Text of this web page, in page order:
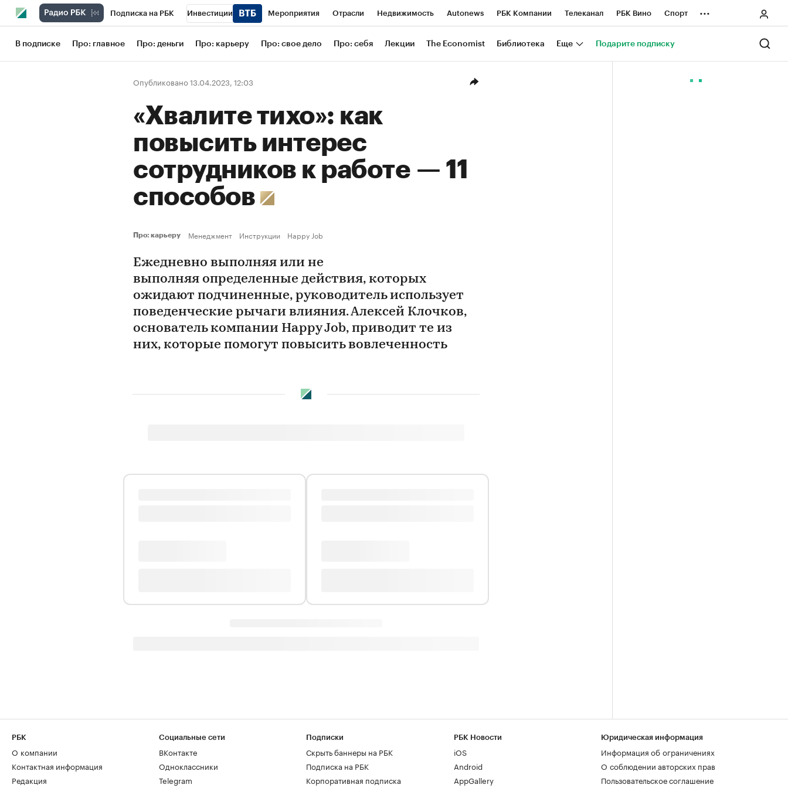
Подписка на РБК Инвестиции Мероприятия Отрасли Недвижимость Autonews РБК Компании Телеканал РБК Вино Спорт
Школа управления РБК РБК Образование РБК Life Тренды Визионеры Национальные проекты Город
Рынок наличной валюты
...
В подписке Про: главное Про: деньги Про: карьеру Про: свое дело Про: себя Лекции The Economist Библиотека Еще Подарите подписку
Опубликовано 13.04.2023, 12:03
«Хвалите тихо»: как
повысить интерес
сотрудников к работе — 11
способов
Про: карьеру Менеджмент Инструкции Happy Job
Ежедневно выполняя или не
выполняя определенные действия, которых
ожидают подчиненные, руководитель использует
поведенческие рычаги влияния. Алексей Клочков,
основатель компании Happy Job, приводит те из
них, которые помогут повысить вовлеченность
РБК
О компании
Контактная информация
Редакция
Социальные сети
ВКонтакте
Одноклассники
Telegram
Подписки
Скрыть баннеры на РБК
Подписка на РБК
Корпоративная подписка
РБК Новости
iOS
Android
AppGallery
Юридическая информация
Информация об ограничениях
О соблюдении авторских прав
Пользовательское соглашение